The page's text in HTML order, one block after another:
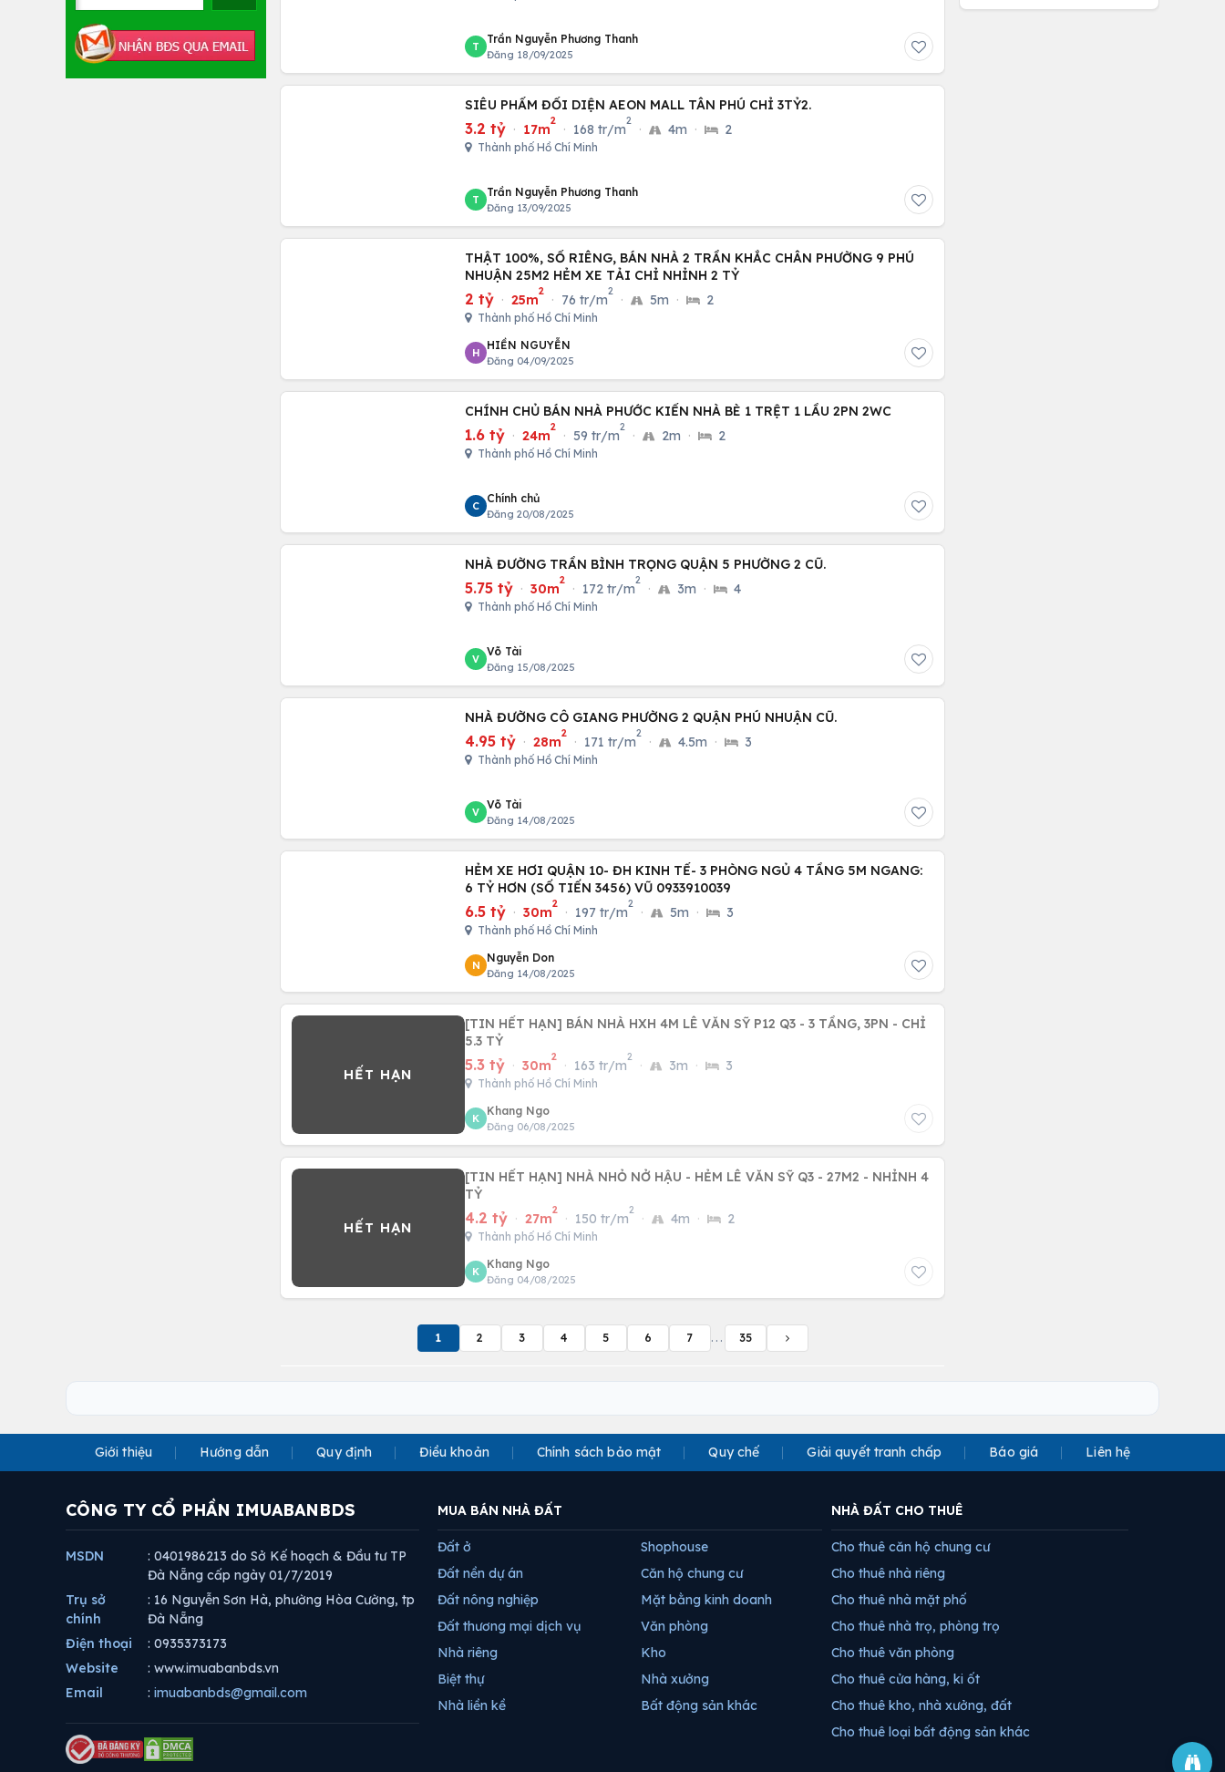
T
Trần Nguyễn Phương Thanh
Đăng 18/09/2025
SIÊU PHẨM ĐỐI DIỆN AEON MALL TÂN PHÚ CHỈ 3TỶ2.
3.2 tỷ · 17m
2
· 168 tr/m
2
· 4m · 2
Thành phố Hồ Chí Minh
T
Trần Nguyễn Phương Thanh
Đăng 13/09/2025
THẬT 100%, SỔ RIÊNG, BÁN NHÀ 2 TRẦN KHẮC CHÂN PHƯỜNG 9 PHÚ
NHUẬN 25M2 HẺM XE TẢI CHỈ NHỈNH 2 TỶ
2 tỷ · 25m
2
· 76 tr/m
2
· 5m · 2
Thành phố Hồ Chí Minh
H
HIỀN NGUYỄN
Đăng 04/09/2025
CHÍNH CHỦ BÁN NHÀ PHƯỚC KIỂN NHÀ BÈ 1 TRỆT 1 LẦU 2PN 2WC
1.6 tỷ · 24m
2
· 59 tr/m
2
· 2m · 2
Thành phố Hồ Chí Minh
C
Chính chủ
Đăng 20/08/2025
NHÀ ĐƯỜNG TRẦN BÌNH TRỌNG QUẬN 5 PHƯỜNG 2 CŨ.
5.75 tỷ · 30m
2
· 172 tr/m
2
· 3m · 4
Thành phố Hồ Chí Minh
V
Võ Tài
Đăng 15/08/2025
NHÀ ĐƯỜNG CÔ GIANG PHƯỜNG 2 QUẬN PHÚ NHUẬN CŨ.
4.95 tỷ · 28m
2
· 171 tr/m
2
· 4.5m · 3
Thành phố Hồ Chí Minh
V
Võ Tài
Đăng 14/08/2025
HẺM XE HƠI QUẬN 10- ĐH KINH TẾ- 3 PHÒNG NGỦ 4 TẦNG 5M NGANG:
6 TỶ HƠN (SỐ TIẾN 3456) VŨ 0933910039
6.5 tỷ · 30m
2
· 197 tr/m
2
· 5m · 3
Thành phố Hồ Chí Minh
N
Nguyễn Don
Đăng 14/08/2025
[TIN HẾT HẠN] BÁN NHÀ HXH 4M LÊ VĂN SỸ P12 Q3 - 3 TẦNG, 3PN - CHỈ
5.3 TỶ
5.3 tỷ · 30m
2
· 163 tr/m
2
· 3m · 3
Thành phố Hồ Chí Minh
K
Khang Ngo
Đăng 06/08/2025
[TIN HẾT HẠN] NHÀ NHỎ NỞ HẬU - HẺM LÊ VĂN SỸ Q3 - 27M2 - NHỈNH 4
TỶ
4.2 tỷ · 27m
2
· 150 tr/m
2
· 4m · 2
Thành phố Hồ Chí Minh
K
Khang Ngo
Đăng 04/08/2025
1 2 3 4 5 6 7 ... 35
Giới thiệu Hướng dẫn Quy định Điều khoản Chính sách bảo mật Quy chế Giải quyết tranh chấp Báo giá Liên hệ
CÔNG TY CỔ PHẦN IMUABANBDS
MSDN
: 0401986213 do Sở Kế hoạch & Đầu tư TP
Đà Nẵng cấp ngày 01/7/2019
Trụ sở
chính
: 16 Nguyễn Sơn Hà, phường Hòa Cường, tp
Đà Nẵng
Điện thoại
: 0935373173
Website
: www.imuabanbds.vn
Email
: imuabanbds@gmail.com
MUA BÁN NHÀ ĐẤT
Đất ở
Đất nền dự án
Đất nông nghiệp
Đất thương mại dịch vụ
Nhà riêng
Biệt thự
Nhà liền kề
Shophouse
Căn hộ chung cư
Mặt bằng kinh doanh
Văn phòng
Kho
Nhà xưởng
Bất động sản khác
NHÀ ĐẤT CHO THUÊ
Cho thuê căn hộ chung cư
Cho thuê nhà riêng
Cho thuê nhà mặt phố
Cho thuê nhà trọ, phòng trọ
Cho thuê văn phòng
Cho thuê cửa hàng, ki ốt
Cho thuê kho, nhà xưởng, đất
Cho thuê loại bất động sản khác